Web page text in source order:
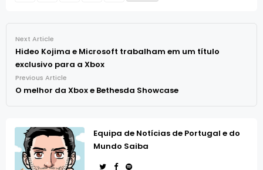
Next Article
Hideo Kojima e Microsoft trabalham em um título
exclusivo para a Xbox
Previous Article
O melhor da Xbox e Bethesda Showcase
Equipa de Notícias de Portugal e do
Mundo Saiba